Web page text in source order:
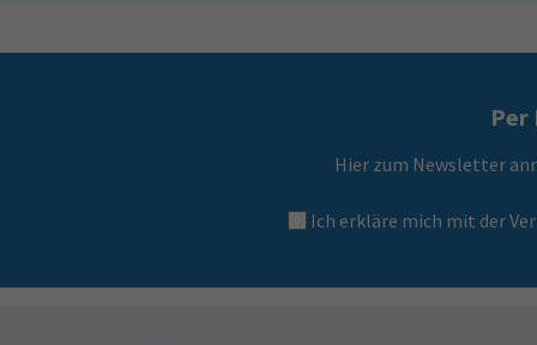
Per
Hier zum Newsletter
Ich erkläre mich mit der